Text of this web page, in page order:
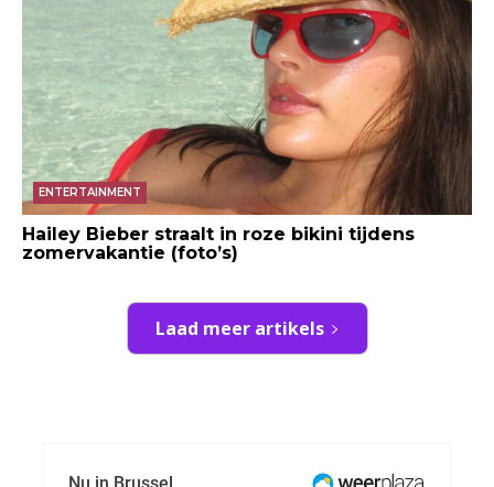
ENTERTAINMENT
Hailey Bieber straalt in roze bikini tijdens
zomervakantie (foto’s)
Laad meer artikels